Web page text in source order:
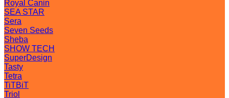
Royal Canin
SEA STAR
Sera
Seven Seeds
Sheba
SHOW TECH
SuperDesign
Tasty
Tetra
TiTBiT
Triol